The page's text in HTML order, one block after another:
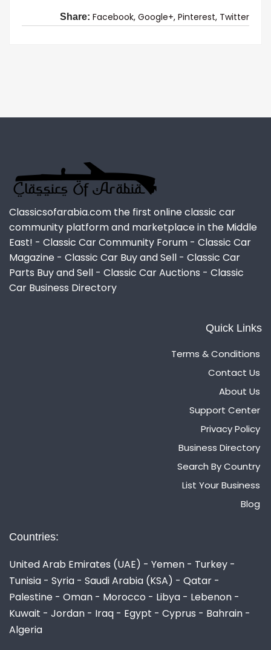
Share: Facebook, Google+, Pinterest, Twitter
Classicsofarabia.com the first online classic car
community platform and marketplace in the Middle
East! - Classic Car Community Forum - Classic Car
Magazine - Classic Car Buy and Sell - Classic Car
Parts Buy and Sell - Classic Car Auctions - Classic
Car Business Directory
Quick Links
Terms & Conditions
Contact Us
About Us
Support Center
Privacy Policy
Business Directory
Search By Country
List Your Business
Blog
Countries:
United Arab Emirates (UAE) - Yemen - Turkey -
Tunisia - Syria - Saudi Arabia (KSA) - Qatar -
Palestine - Oman - Morocco - Libya - Lebenon -
Kuwait - Jordan - Iraq - Egypt - Cyprus - Bahrain -
Algeria